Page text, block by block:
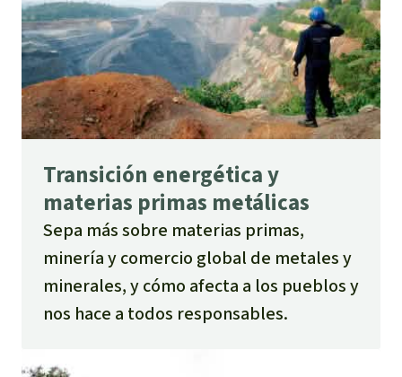
Transición energética y
materias primas metálicas
Sepa más sobre materias primas,
minería y comercio global de metales y
minerales, y cómo afecta a los pueblos y
nos hace a todos responsables.